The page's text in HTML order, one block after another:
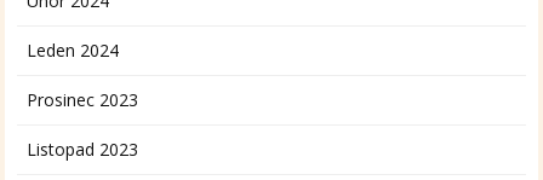
Leden 2024
Prosinec 2023
Listopad 2023